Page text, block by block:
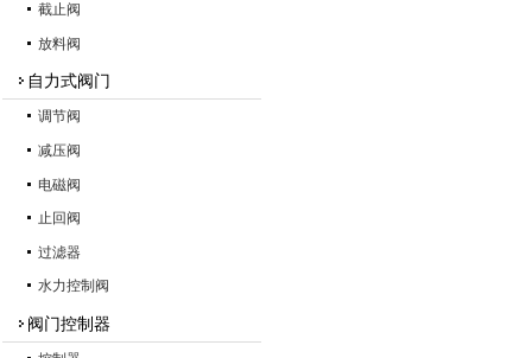
截止阀
放料阀
自力式阀门
调节阀
减压阀
电磁阀
止回阀
过滤器
水力控制阀
阀门控制器